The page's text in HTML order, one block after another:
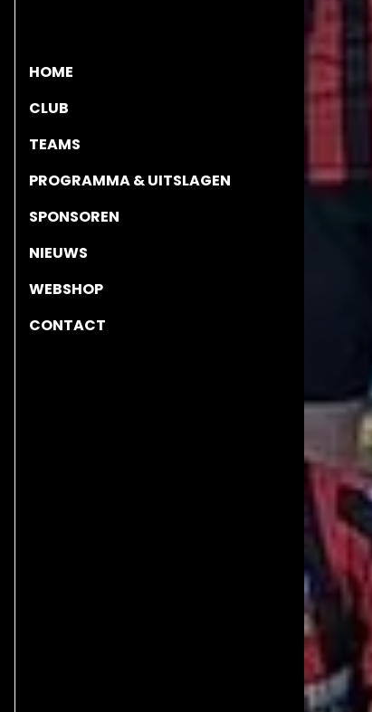
HOME
CLUB
TEAMS
PROGRAMMA & UITSLAGEN
SPONSOREN
NIEUWS
WEBSHOP
CONTACT